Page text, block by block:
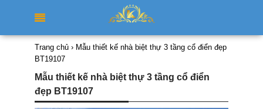
Trang chủ › Mẫu thiết kế nhà biệt thự 3 tầng cổ điển đẹp
BT19107
Mẫu thiết kế nhà biệt thự 3 tầng cổ điển
đẹp BT19107